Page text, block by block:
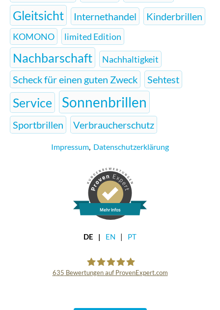
Gleitsicht Internethandel Kinderbrillen
KOMONO limited Edition
Nachbarschaft Nachhaltigkeit
Scheck für einen guten Zweck Sehtest
Service Sonnenbrillen
Sportbrillen Verbraucherschutz
Impressum, Datenschutzerklärung
Mehr Infos
DE EN PT
635 Bewertungen auf ProvenExpert.com